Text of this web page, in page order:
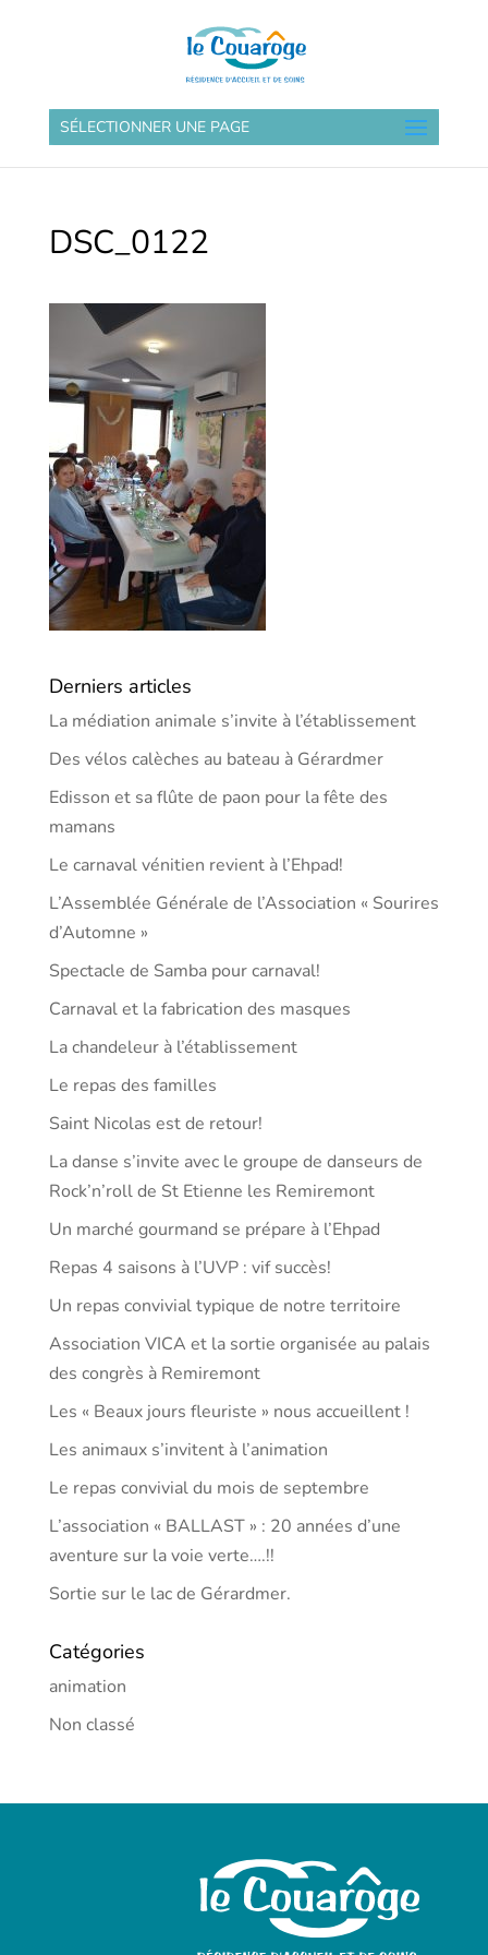
SÉLECTIONNER UNE PAGE
DSC_0122
Derniers articles
La médiation animale s’invite à l’établissement
Des vélos calèches au bateau à Gérardmer
Edisson et sa flûte de paon pour la fête des
mamans
Le carnaval vénitien revient à l’Ehpad!
L’Assemblée Générale de l’Association « Sourires
d’Automne »
Spectacle de Samba pour carnaval!
Carnaval et la fabrication des masques
La chandeleur à l’établissement
Le repas des familles
Saint Nicolas est de retour!
La danse s’invite avec le groupe de danseurs de
Rock’n’roll de St Etienne les Remiremont
Un marché gourmand se prépare à l’Ehpad
Repas 4 saisons à l’UVP : vif succès!
Un repas convivial typique de notre territoire
Association VICA et la sortie organisée au palais
des congrès à Remiremont
Les « Beaux jours fleuriste » nous accueillent !
Les animaux s’invitent à l’animation
Le repas convivial du mois de septembre
L’association « BALLAST » : 20 années d’une
aventure sur la voie verte….!!
Sortie sur le lac de Gérardmer.
Catégories
animation
Non classé